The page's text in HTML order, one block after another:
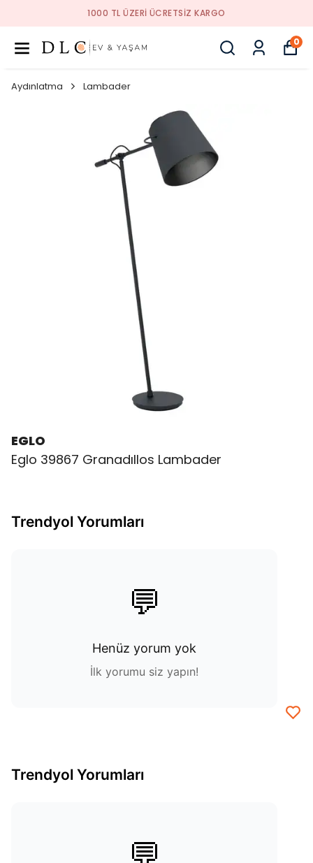
1000 TL ÜZERI
0
Aydınlatma Lambader
EGLO
Eglo 39867 Granadıllos Lambader
Trendyol Yorumları
💬
Henüz yorum yok
İlk yorumu siz yapın!
Trendyol Yorumları